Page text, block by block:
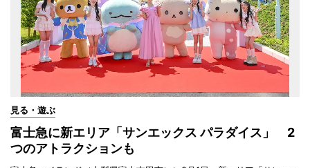
見る・遊ぶ
富士急に新エリア「サンエックス パラダイス」 2
つのアトラクションも